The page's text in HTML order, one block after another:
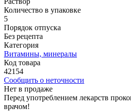
Количество в упаковке
5
Порядок отпуска
Без рецепта
Категория
Витамины, минералы
Код товара
42154
Сообщить о неточности
Нет в продаже
Перед употреблением лекарств
врачом!